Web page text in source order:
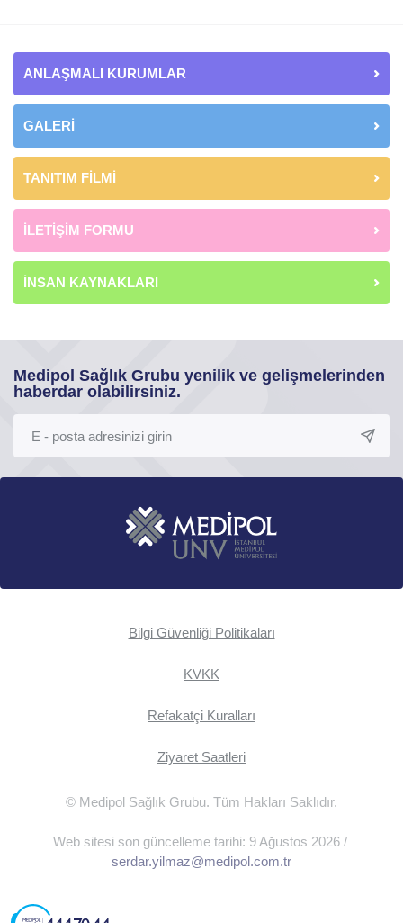
ANLAŞMALI KURUMLAR
GALERİ
TANITIM FİLMİ
İLETİŞİM FORMU
İNSAN KAYNAKLARI
Medipol Sağlık Grubu yenilik ve gelişmelerinden
haberdar olabilirsiniz.
Bilgi Güvenliği Politikaları
KVKK
Refakatçi Kuralları
Ziyaret Saatleri
© Medipol Sağlık Grubu. Tüm Hakları Saklıdır.
Web sitesi son güncelleme tarihi: 9 Ağustos 2026 /
serdar.yilmaz@medipol.com.tr